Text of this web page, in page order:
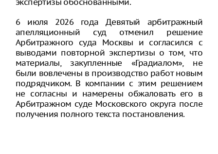
6 июля 2026 года Девятый арбитражный
апелляционный суд отменил решение
Арбитражного суда Москвы и согласился с
выводами повторной экспертизы о том, что
материалы, закупленные «Градиалом», не
были вовлечены в производство работ новым
подрядчиком. В компании с этим решением
не согласны и намерены обжаловать его в
Арбитражном суде Московского округа после
получения полного текста постановления.